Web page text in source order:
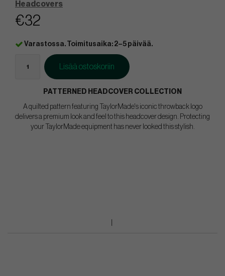
Headcovers
€32
Varastossa. Toimitusaika: 2–5 päivää.
Lisää ostoskoriin
PATTERNED HEADCOVER COLLECTION
A quilted pattern featuring TaylorMade's iconic throwback logo
delivers a premium look and feel to this headcover design. Protecting
your TaylorMade equipment has never looked this stylish.